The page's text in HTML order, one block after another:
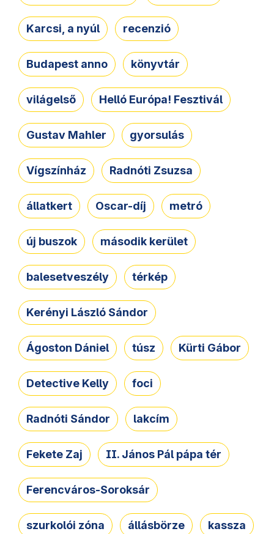
Karcsi, a nyúl recenzió
Budapest anno könyvtár
világelső Helló Európa! Fesztivál
Gustav Mahler gyorsulás
Vígszínház Radnóti Zsuzsa
állatkert Oscar-díj metró
új buszok második kerület
balesetveszély térkép
Kerényi László Sándor
Ágoston Dániel túsz Kürti Gábor
Detective Kelly foci
Radnóti Sándor lakcím
Fekete Zaj II. János Pál pápa tér
Ferencváros-Soroksár
szurkolói zóna állásbörze kassza